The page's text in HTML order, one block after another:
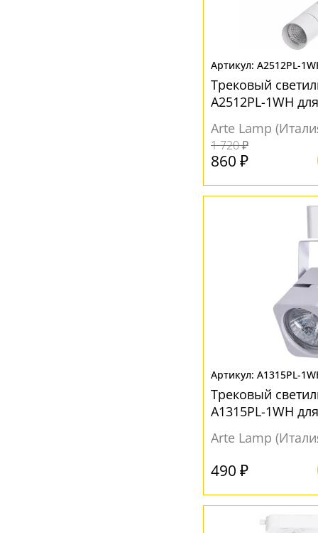
A2512PL-
Трековый
A2512PL-1WH
Arte Lamp
1 720 ₽
860 ₽
A1315PL-
Трековый
A1315PL-1WH
Arte Lamp
490 ₽